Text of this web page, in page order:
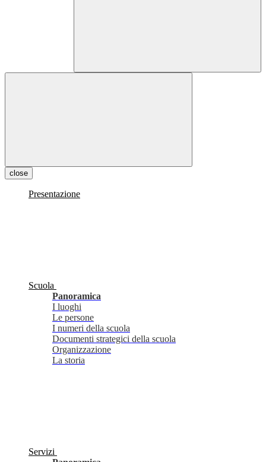
close
Presentazione
Scuola
Panoramica
I luoghi
Le persone
I numeri della scuola
Documenti strategici della scuola
Organizzazione
La storia
Servizi